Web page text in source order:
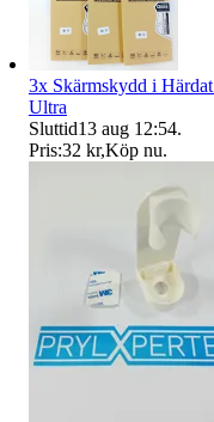
3x Skärmskydd i
Ultra
Sluttid13 aug 12:54.
Pris:32 kr,Köp nu.